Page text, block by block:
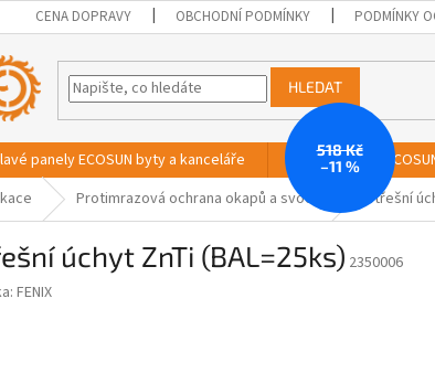
CENA DOPRAVY OBCHODNÍ PODMÍNKY PODMÍNKY
HLEDAT
panely ECOSUN byty a kanceláře Sálavé panely
Protimrazová ochrana okapů a svodů Střešní
úchyt ZnTi (BAL=25ks) 2350006
FENIX
518 Kč
–11 %